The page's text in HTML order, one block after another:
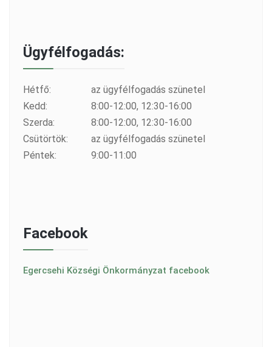
Ügyfélfogadás:
Hétfő:
az ügyfélfogadás szünetel
Kedd:
8:00-12:00, 12:30-16:00
Szerda:
8:00-12:00, 12:30-16:00
Csütörtök:
az ügyfélfogadás szünetel
Péntek:
9:00-11:00
Facebook
Egercsehi Községi Önkormányzat facebook